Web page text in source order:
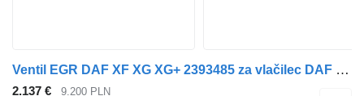
Ventil EGR DAF XF XG XG+ 2393485 za vlačilec DAF XF XG XG+ XD
2.137 € 9.200 PLN